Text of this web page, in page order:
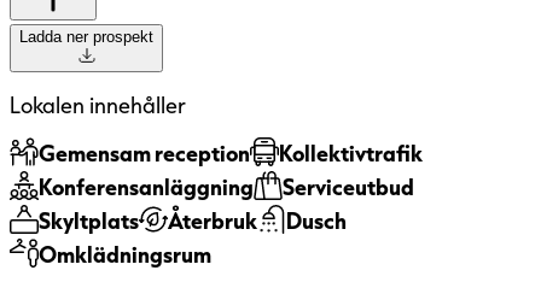
byggnaders hållbarhet ur ett
helhetsperspektiv, bland annat utifrån
energi, inomhusmiljö, material, vatten och
hur byggnaden förvaltas. Certifieringen
innebär att byggnadens miljöprestanda har
granskats och verifierats av en oberoende
tredje part.
För hyresgäster innebär
en byggnad med god energiprestanda och
Ladda ner prospekt
Lokalen innehåller
Gemensam reception
Kollektivtrafik
Konferens­anläggning
Serviceutbud
Skyltplats
Återbruk
Dusch
Omklädnings­rum